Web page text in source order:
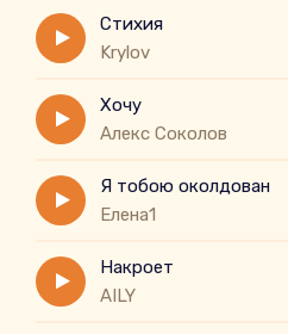
Стихия
Krylov
Хочу
Алекс Соколов
Я тобою околдован
Елена1
Накроет
AILY